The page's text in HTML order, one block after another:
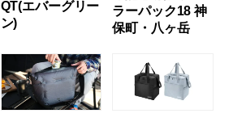
QT(エバーグリー
ン)
ラーパック18 神
保町・八ヶ岳